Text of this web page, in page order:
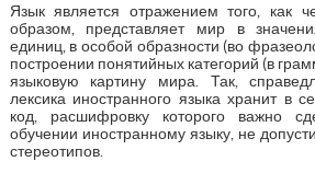
Язык является отражением того, как
образом, представляет мир в
единиц, в особой образности (во
построении понятийных категорий (в
языковую картину мира. Так,
лексика иностранного языка хранит в
код, расшифровку которого важно
обучении иностранному языку, не
стереотипов.